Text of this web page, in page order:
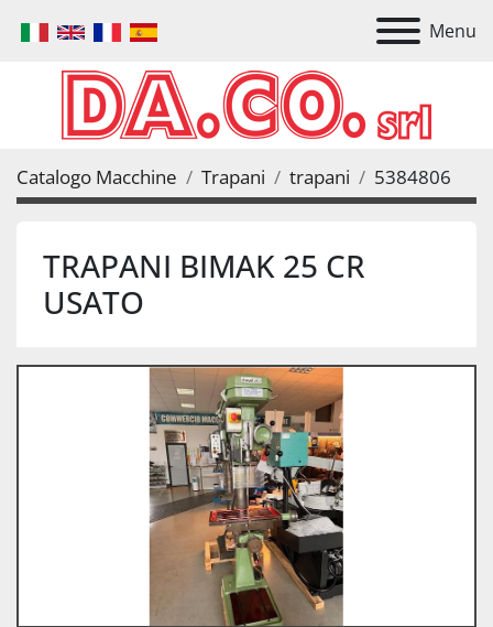
Menu
Catalogo Macchine Trapani trapani 5384806
TRAPANI BIMAK 25 CR
USATO